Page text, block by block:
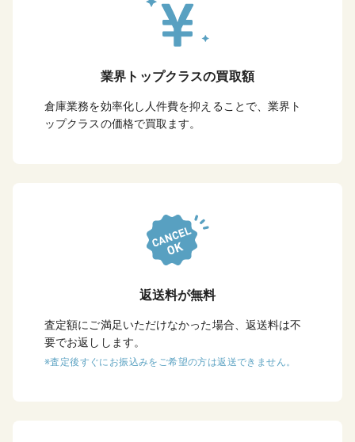
業界トップクラスの買取額
倉庫業務を効率化し人件費を抑えることで、業界ト
ップクラスの価格で買取ます。
返送料が無料
査定額にご満足いただけなかった場合、返送料は不
要でお返しします。
※査定後すぐにお振込みをご希望の方は返送できません。